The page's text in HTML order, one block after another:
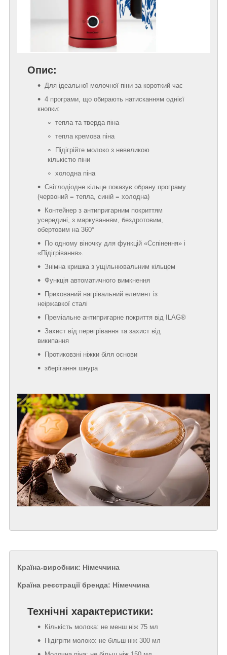
Опис:
Для ідеальної молочної піни за короткий час
4 програми, що обирають натисканням однієї
кнопки:
тепла та тверда піна
тепла кремова піна
Підігрійте молоко з невеликою
кількістю піни
холодна піна
Світлодіодне кільце показує обрану програму
(червоний = тепла, синій = холодна)
Контейнер з антипригарним покриттям
усередині, з маркуванням, бездротовим,
обертовим на 360°
По одному віночку для функцій «Сспінення» і
«Підігрівання».
Знімна кришка з ущільнювальним кільцем
Функція автоматичного вимкнення
Прихований нагрівальний елемент із
неіржавкої сталі
Преміальне антипригарне покриття від ILAG®
Захист від перегрівання та захист від
википання
Протиковзні ніжки біля основи
зберігання шнура
Технічні характеристики:
Кількість молока: не менш ніж 75 мл
Підігріти молоко: не більш ніж 300 мл
Країна реєстрації бренда: Німеччина
Країна-виробник: Німеччина